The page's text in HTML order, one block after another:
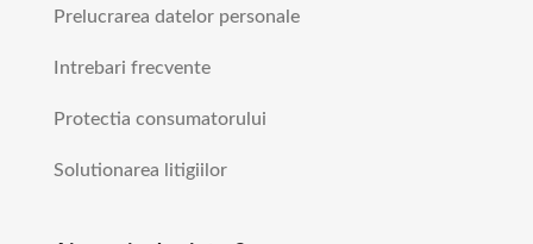
Prelucrarea datelor personale
Intrebari frecvente
Protectia consumatorului
Solutionarea litigiilor